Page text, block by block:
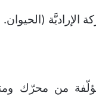
(الحيوان.
من محرّك